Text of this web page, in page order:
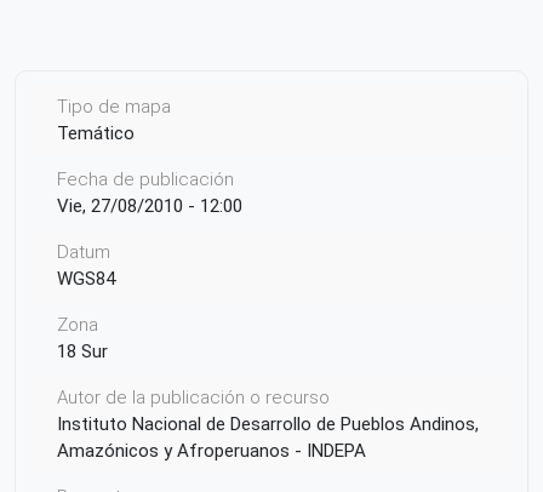
Tipo de mapa
Temático
Fecha de publicación
Vie, 27/08/2010 - 12:00
Datum
WGS84
Zona
18 Sur
Autor de la publicación o recurso
Instituto Nacional de Desarrollo de Pueblos Andinos,
Amazónicos y Afroperuanos - INDEPA